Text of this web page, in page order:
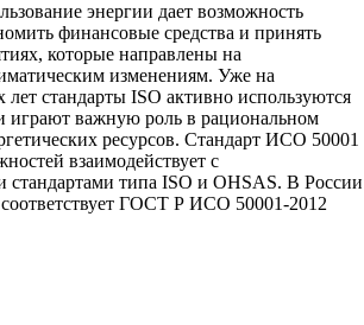
энергии дает возможность
финансовые средства и принять
которые направлены на
изменениям. Уже на
стандарты ISO активно используются
играют важную роль в рациональном
ресурсов. Стандарт ИСО 50001
взаимодействует с
стандартами типа ISO и OHSAS. В России
соответствует ГОСТ Р ИСО 50001-2012